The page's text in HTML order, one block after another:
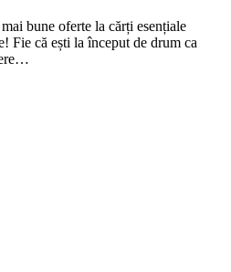
bune oferte la cărți esențiale
Fie că ești la început de drum ca